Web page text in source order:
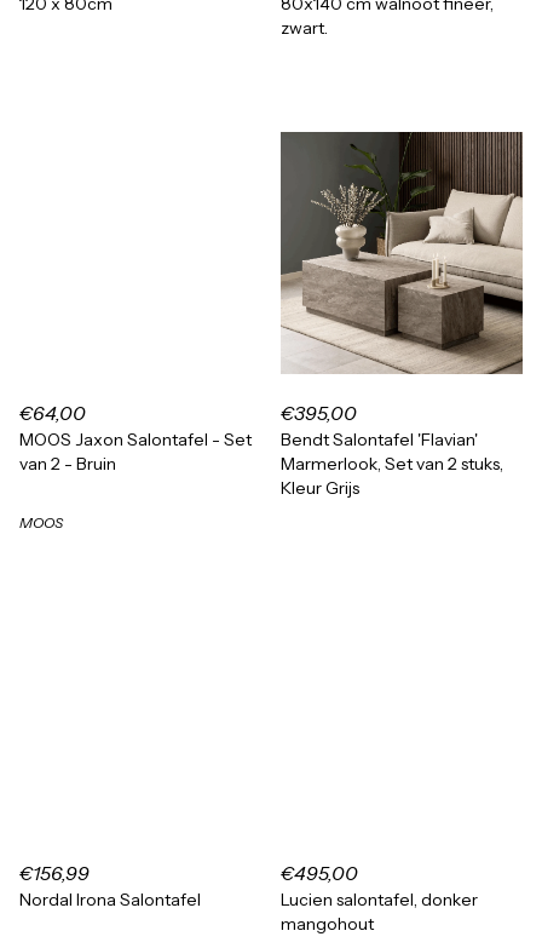
zwart.
€64,00
MOOS Jaxon Salontafel - Set
van 2 - Bruin
MOOS
€395,00
Bendt Salontafel 'Flavian'
Marmerlook, Set van 2 stuks,
Kleur Grijs
€156,99
Nordal Irona Salontafel
€495,00
Lucien salontafel, donker
mangohout